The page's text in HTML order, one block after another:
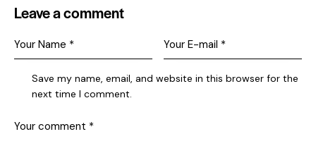
Leave a comment
Save my name, email, and website in this browser for the
next time I comment.